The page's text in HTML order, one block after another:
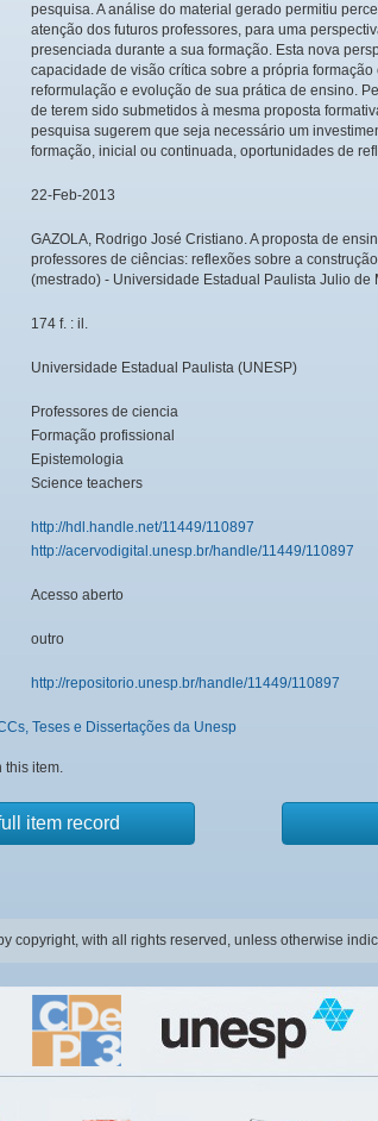
pesquisa. A análise do material gerado permitiu
atenção dos futuros professores, para uma
presenciada durante a sua formação. Esta nova
capacidade de visão crítica sobre a própria
reformulação e evolução de sua prática de ensino.
de terem sido submetidos à mesma proposta
pesquisa sugerem que seja necessário um
formação, inicial ou continuada, oportunidades de
22-Feb-2013
GAZOLA, Rodrigo José Cristiano. A proposta de
professores de ciências: reflexões sobre a
(mestrado) - Universidade Estadual Paulista Julio
174 f. : il.
Universidade Estadual Paulista (UNESP)
Professores de ciencia
Formação profissional
Epistemologia
Science teachers
http://hdl.handle.net/11449/110897
http://acervodigital.unesp.br/handle/11449/110897
Acesso aberto
outro
http://repositorio.unesp.br/handle/11449/110897
Teses e Dissertações da Unesp
this item.
item record
copyright, with all rights reserved, unless otherwise